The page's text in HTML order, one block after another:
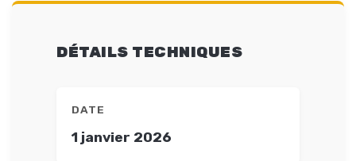
DÉTAILS TECHNIQUES
DATE
1 janvier 2026